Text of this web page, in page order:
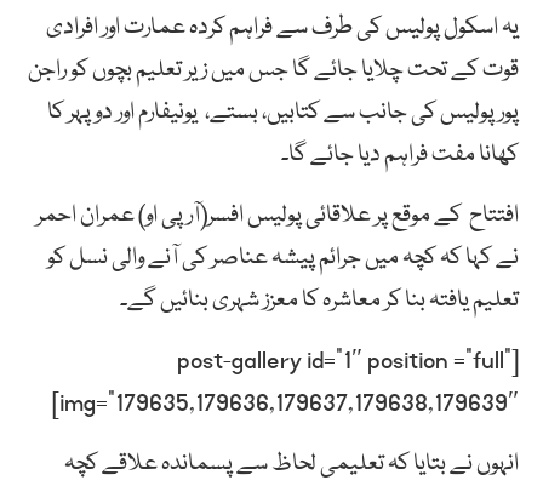
یہ اسکول پولیس کی طرف سے فراہم کردہ عمارت اور افرادی
قوت کے تحت چلایا جائے گا جس میں زیر تعلیم بچوں کو راجن
پور پولیس کی جانب سے کتابیں، بستے، یونیفارم اور دوپہر کا
کھانا مفت فراہم دیا جائے گا۔
افتتاح کے موقع پر علاقائی پولیس افسر(آر پی او) عمران احمر
نے کہا کہ کچہ میں جرائم پیشہ عناصر کی آنے والی نسل کو
تعلیم یافتہ بنا کر معاشرہ کا معزز شہری بنائیں گے۔
[post-gallery id=”1″ position =”full”
img=”179635,179636,179637,179638,179639″]
انہوں نے بتایا کہ تعلیمی لحاظ سے پسماندہ علاقے کچہ